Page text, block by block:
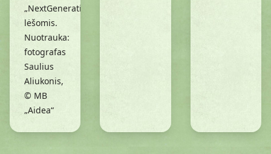
„NextGenerationEU“
lėšomis.
Nuotrauka:
fotografas
Saulius
Aliukonis,
© MB
„Aidea“